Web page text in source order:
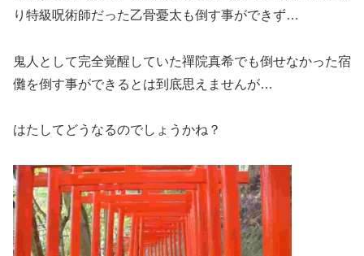
り特級呪術師だった乙骨憂太も倒す事ができず…
鬼人として完全覚醒していた禪院真希でも倒せなかった宿
儺を倒す事ができるとは到底思えませんが…
はたしてどうなるのでしょうかね？